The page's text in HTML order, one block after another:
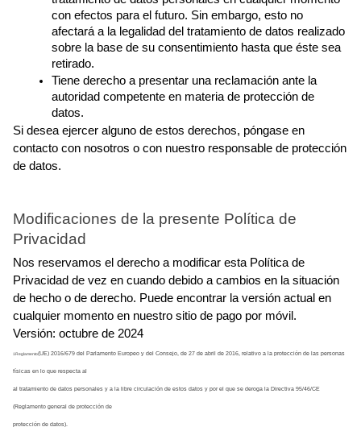
con efectos para el futuro. Sin embargo, esto no
afectará a la legalidad del tratamiento de datos realizado
sobre la base de su consentimiento hasta que éste sea
retirado.
Tiene derecho a presentar una reclamación ante la
autoridad competente en materia de protección de
datos.
Si desea ejercer alguno de estos derechos, póngase en
contacto con nosotros o con nuestro responsable de protección
de datos.
Modificaciones de la presente Política de
Privacidad
Nos reservamos el derecho a modificar esta Política de
Privacidad de vez en cuando debido a cambios en la situación
de hecho o de derecho. Puede encontrar la versión actual en
cualquier momento en nuestro sitio de pago por móvil.
Versión: octubre de 2024
1Reglamento(UE) 2016/679 del Parlamento Europeo y del Consejo, de 27 de abril de 2016, relativo a la protección de las personas
físicas en lo que respecta al
al tratamiento de datos personales y a la libre circulación de estos datos y por el que se deroga la Directiva 95/46/CE
(Reglamento general de protección de
protección de datos).